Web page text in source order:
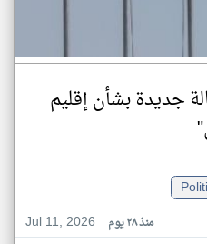
جديدة بشأن إقليم
Jul 11, 2026
منذ ٢٨ يوم